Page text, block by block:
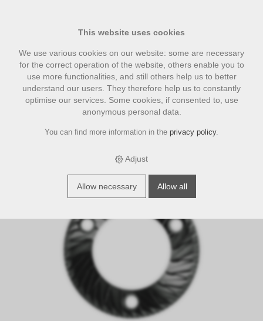
accesories › Eureka Zubehör ›
Espresso Specialty Black
This website uses cookies
We use various cookies on our website: some are necessary
for the correct operation of the website, others enable you to
use more functionalities, and still others help us to better
understand our users. They therefore help us to constantly
optimise our services. Some cookies, if consented to, use
anonymous personal data.
You can find more information in the privacy policy.
Adjust
Allow necessary Allow all